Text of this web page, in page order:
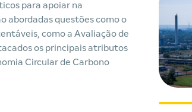
para apoiar na
abordadas questões como o
como a Avaliação de
os principais atributos
Circular de Carbono